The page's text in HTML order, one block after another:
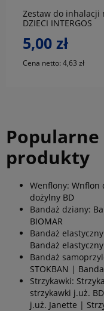
Zestaw do inhalacji
DZIECI INTERGOS
5,00 zł
Cena netto: 4,63 zł
produkty
Wenflony: Wnflon
dożylny BD
Bandaż dziany:
BIOMAR
Bandaż
Bandaż
Bandaż
STOKBAN |
Strzykawki:
strzykawki j.uż. BD
j.uż. Janette |